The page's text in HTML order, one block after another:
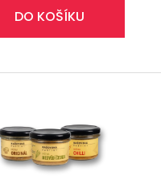
DO KOŠÍKU